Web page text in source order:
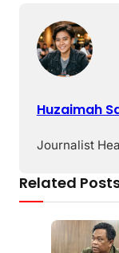
Huzaimah
Journalist
Related